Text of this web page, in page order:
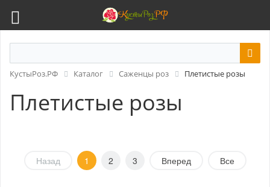
КустыРоз.РФ Каталог Саженцы роз Плетистые розы
Плетистые розы
Назад 1 2 3 Вперед Все